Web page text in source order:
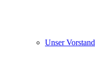
Unser Vorstand